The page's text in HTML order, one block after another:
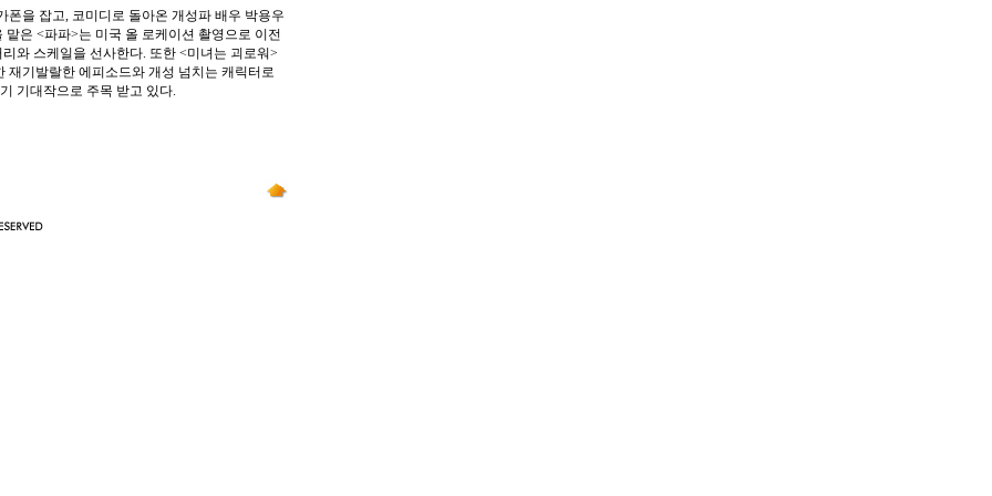
을 잡고, 코미디로 돌아온 개성파 배우 박용우
은 <파파>는 미국 올 로케이션 촬영으로 이전
와 스케일을 선사한다. 또한 <미녀는 괴로워>
재기발랄한 에피소드와 개성 넘치는 캐릭터로
기대작으로 주목 받고 있다.